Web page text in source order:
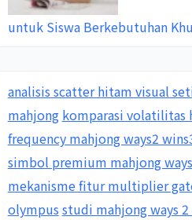
untuk Siswa Berkebutuhan
analisis scatter hitam visual
mahjong komparasi volatilitas
frequency mahjong ways2
simbol premium mahjong
mekanisme fitur multiplier
olympus studi mahjong ways